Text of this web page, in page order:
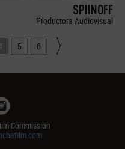
SPIINOFF
Productora Audiovisual
5 6
Commission